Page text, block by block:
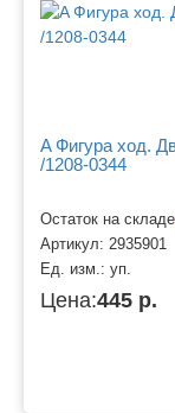
A Фигура ход.
/1208-0344
Остаток на
Артикул: 2935901
Ед. изм.: уп.
Цена:445 р.